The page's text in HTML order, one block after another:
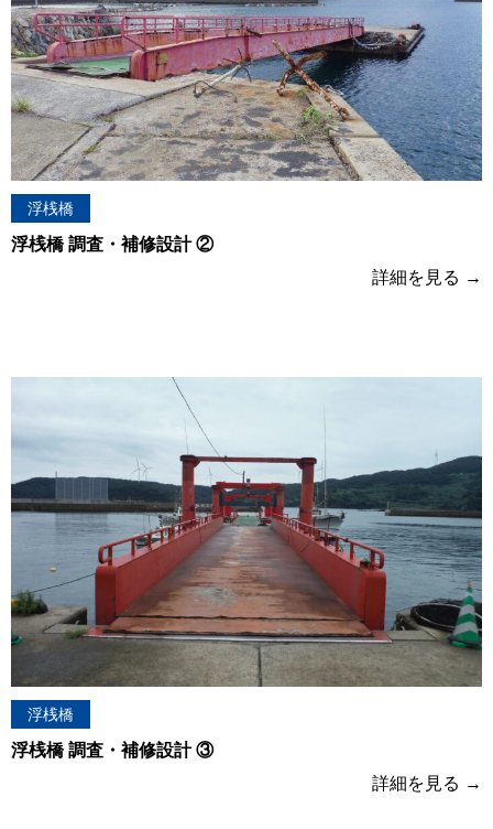
浮桟橋
浮桟橋 調査・補修設計 ②
詳細を見る
浮桟橋
浮桟橋 調査・補修設計 ③
詳細を見る